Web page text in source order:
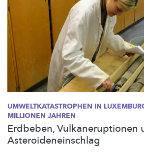
UMWELTKATASTROPHEN IN
MILLIONEN JAHREN
Erdbeben, Vulkaneruptionen
Asteroideneinschlag